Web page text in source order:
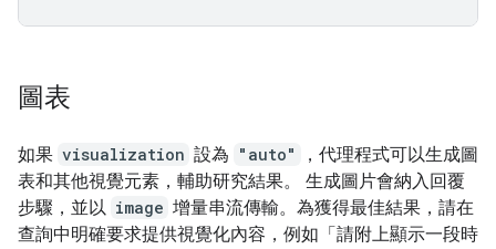
圖表
如果 visualization 設為 "auto"
，代理程式可以生成圖
表和其他視覺元素，輔助研究結果。 生成圖片會納入回覆
步驟，並以 image 增量串流傳輸。為獲得最佳結果，請在
查詢中明確要求提供視覺化內容，例如「請附上顯示一段時